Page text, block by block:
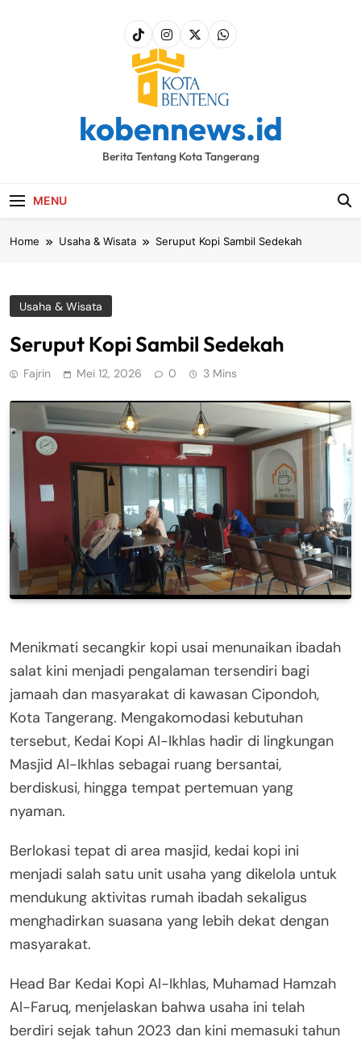
kobennews.id
Berita Tentang Kota Tangerang
MENU
Home Usaha & Wisata Seruput Kopi Sambil Sedekah
Usaha & Wisata
Seruput Kopi Sambil Sedekah
Fajrin Mei 12, 2026 0 3 Mins
Menikmati secangkir kopi usai menunaikan ibadah
salat kini menjadi pengalaman tersendiri bagi
jamaah dan masyarakat di kawasan Cipondoh,
Kota Tangerang. Mengakomodasi kebutuhan
tersebut, Kedai Kopi Al-Ikhlas hadir di lingkungan
Masjid Al-Ikhlas sebagai ruang bersantai,
berdiskusi, hingga tempat pertemuan yang
nyaman.
Berlokasi tepat di area masjid, kedai kopi ini
menjadi salah satu unit usaha yang dikelola untuk
mendukung aktivitas rumah ibadah sekaligus
menghadirkan suasana yang lebih dekat dengan
masyarakat.
Head Bar Kedai Kopi Al-Ikhlas, Muhamad Hamzah
Al-Faruq, menjelaskan bahwa usaha ini telah
berdiri sejak tahun 2023 dan kini memasuki tahun